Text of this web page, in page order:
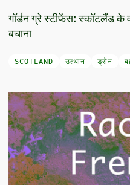
गॉर्डन ग्रे स्टीफेंस: स्कॉटलैंड के
बचाना
SCOTLAND उत्थान ड्रोन